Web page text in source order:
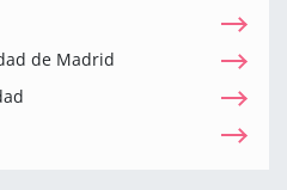
de Madrid